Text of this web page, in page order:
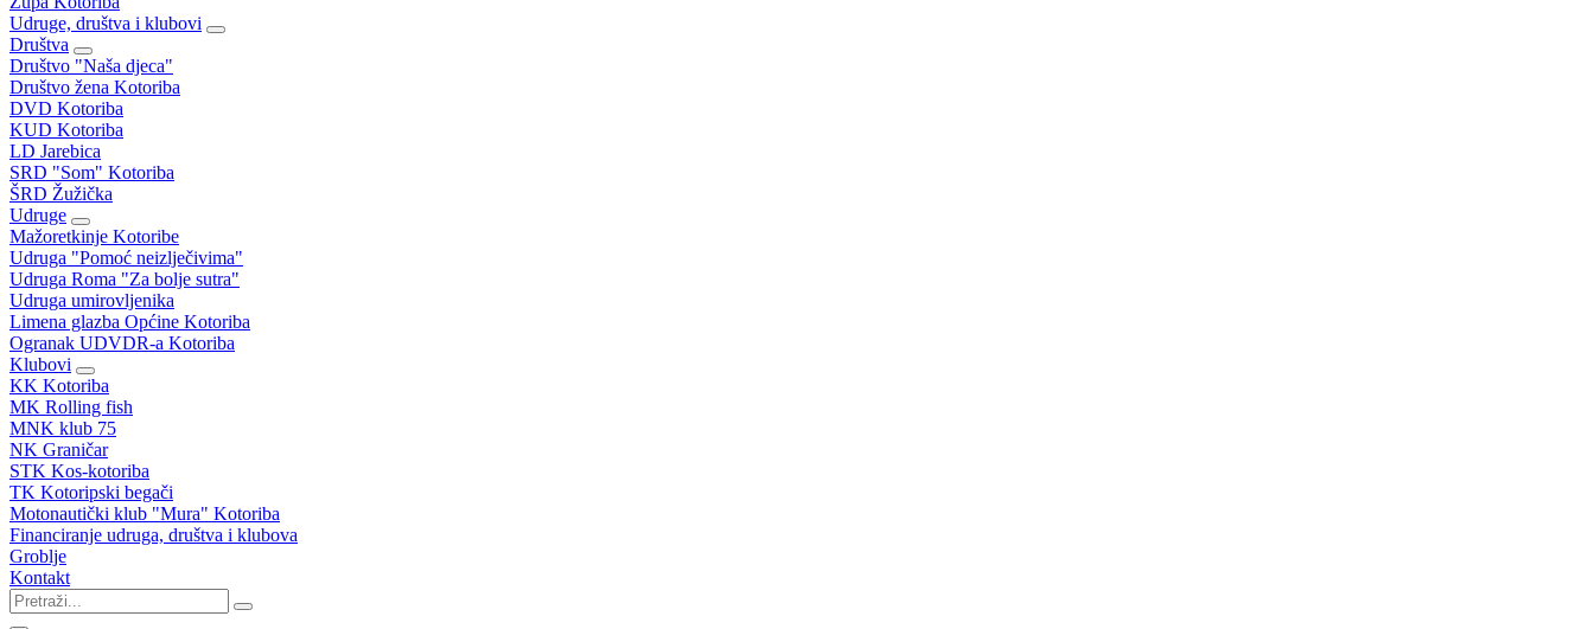
Udruge, društva i klubovi
Društva
Društvo "Naša djeca"
Društvo žena Kotoriba
DVD Kotoriba
KUD Kotoriba
LD Jarebica
SRD "Som" Kotoriba
ŠRD Žužička
Udruge
Mažoretkinje Kotoribe
Udruga "Pomoć neizlječivima"
Udruga Roma "Za bolje sutra"
Udruga umirovljenika
Limena glazba Općine Kotoriba
Ogranak UDVDR-a Kotoriba
Klubovi
KK Kotoriba
MK Rolling fish
MNK klub 75
NK Graničar
STK Kos-kotoriba
TK Kotoripski begači
Motonautički klub "Mura" Kotoriba
Financiranje udruga, društva i klubova
Groblje
Kontakt